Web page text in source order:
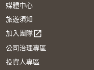
媒體中心
旅遊須知
加入團隊open_in_new
公司治理專區
投資人專區